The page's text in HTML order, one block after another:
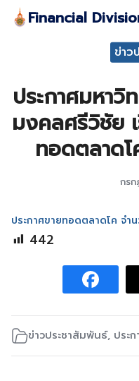
Skip Financial
ข่าว
ประกาศมหาวิ
มงคลศรีวิชัย
ทอดตลาด
กร
ประกาศขายทอดตลาดโค จ
442
ข่าวประชาสัมพันธ์, ประ